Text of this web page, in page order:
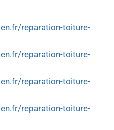
reparation-toiture-
reparation-toiture-
reparation-toiture-
reparation-toiture-